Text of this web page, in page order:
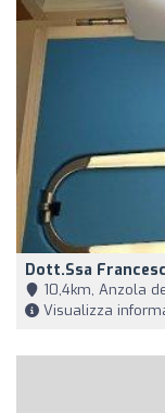
Dott.ssa
10,4km, Anzola
Visualizza